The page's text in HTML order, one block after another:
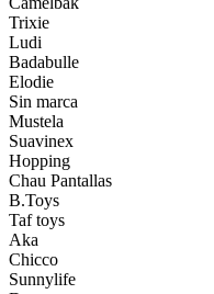
Trixie
Ludi
Badabulle
Elodie
Sin marca
Mustela
Suavinex
Hopping
Chau Pantallas
B.Toys
Taf toys
Aka
Chicco
Sunnylife